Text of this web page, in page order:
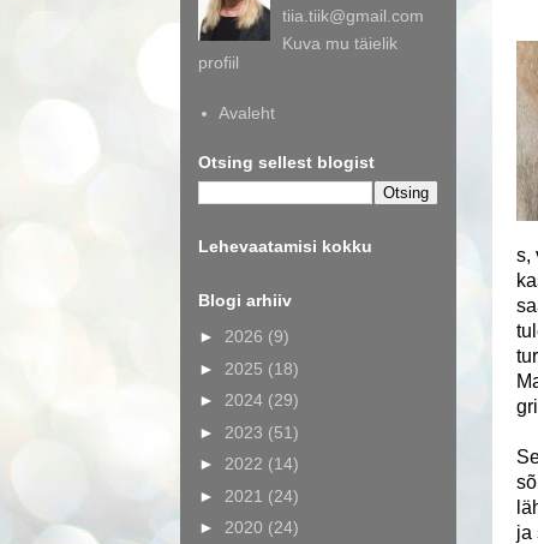
s,
ja
tiia.tiik@gmail.com
Kuva mu täielik
profiil
Avaleht
Otsing sellest blogist
Lehevaatamisi kokku
Blogi arhiiv
► 2026 (9)
► 2025 (18)
► 2024 (29)
► 2023 (51)
► 2022 (14)
► 2021 (24)
► 2020 (24)